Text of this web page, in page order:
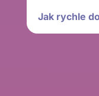
Jak rychle